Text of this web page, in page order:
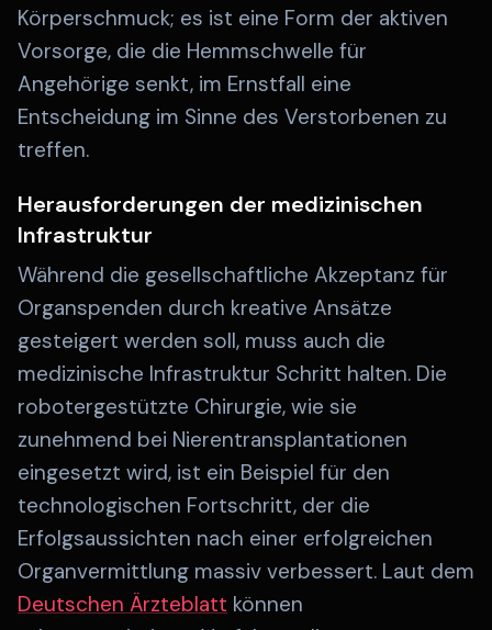
Körperschmuck; es ist eine Form der aktiven
Vorsorge, die die Hemmschwelle für
Angehörige senkt, im Ernstfall eine
Entscheidung im Sinne des Verstorbenen zu
treffen.
Herausforderungen der medizinischen
Infrastruktur
Während die gesellschaftliche Akzeptanz für
Organspenden durch kreative Ansätze
gesteigert werden soll, muss auch die
medizinische Infrastruktur Schritt halten. Die
robotergestützte Chirurgie, wie sie
zunehmend bei Nierentransplantationen
eingesetzt wird, ist ein Beispiel für den
technologischen Fortschritt, der die
Erfolgsaussichten nach einer erfolgreichen
Organvermittlung massiv verbessert. Laut dem
Deutschen Ärzteblatt können